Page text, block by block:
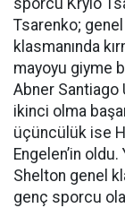
sporcu Krylo
Tsarenko;
klasmanında
mayoyu giyme
Abner Santiago
ikinci olma
üçüncülük ise
Engelen’in
Shelton genel
genç sporcu